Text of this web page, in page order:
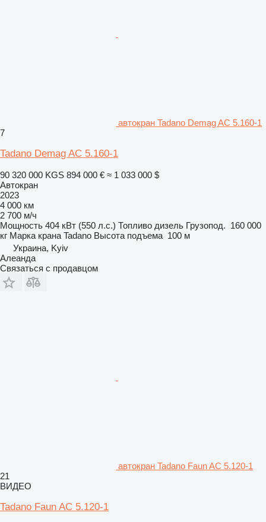
автокран Tadano Demag AC 5.160-1
7
Tadano Demag AC 5.160-1
90 320 000 KGS 894 000 € ≈ 1 033 000 $
Автокран
2023
4 000 км
2 700 м/ч
Мощность 404 кВт (550 л.с.) Топливо дизель Грузопод. 160 000
кг Марка крана Tadano Высота подъема 100 м
Украина, Kyiv
Алеанда
Связаться с продавцом
автокран Tadano Faun AC 5.120-1
21
ВИДЕО
Tadano Faun AC 5.120-1